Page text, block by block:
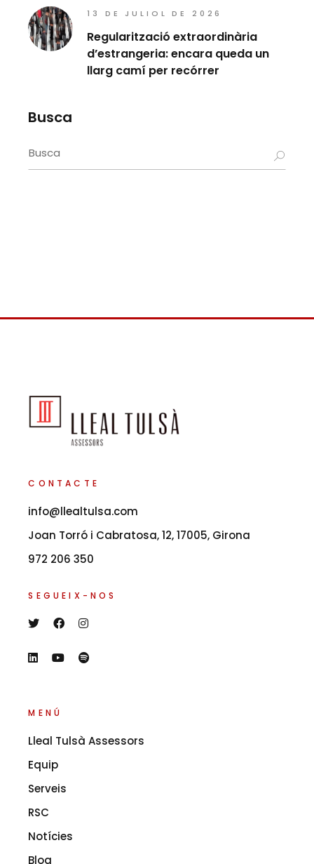
13 DE JULIOL DE 2026
Regularització extraordinària
d’estrangeria: encara queda un
llarg camí per recórrer
Busca
Search
for:
CONTACTE
info@llealtulsa.com
Joan Torró i Cabratosa, 12, 17005, Girona
972 206 350
SEGUEIX-NOS
MENÚ
Lleal Tulsà Assessors
Equip
Serveis
RSC
Notícies
Blog